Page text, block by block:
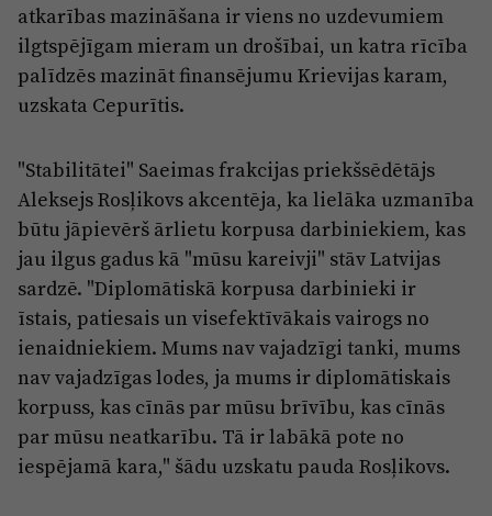
atkarības mazināšana ir viens no uzdevumiem
ilgtspējīgam mieram un drošībai, un katra rīcība
palīdzēs mazināt finansējumu Krievijas karam,
uzskata Cepurītis.
"Stabilitātei" Saeimas frakcijas priekšsēdētājs
Aleksejs Rosļikovs akcentēja, ka lielāka uzmanība
būtu jāpievērš ārlietu korpusa darbiniekiem, kas
jau ilgus gadus kā "mūsu kareivji" stāv Latvijas
sardzē. "Diplomātiskā korpusa darbinieki ir
īstais, patiesais un visefektīvākais vairogs no
ienaidniekiem. Mums nav vajadzīgi tanki, mums
nav vajadzīgas lodes, ja mums ir diplomātiskais
korpuss, kas cīnās par mūsu brīvību, kas cīnās
par mūsu neatkarību. Tā ir labākā pote no
iespējamā kara," šādu uzskatu pauda Rosļikovs.